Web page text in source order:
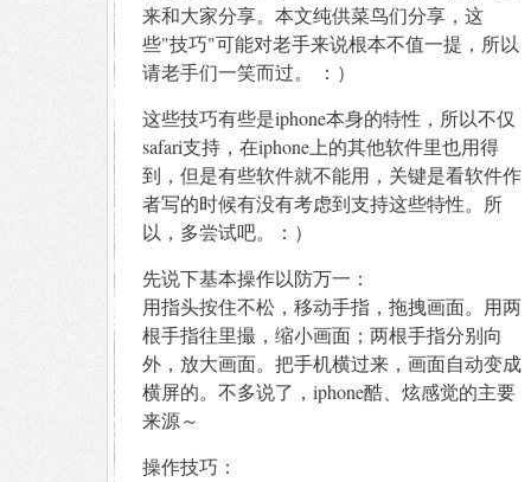
来和大家分享。本文纯供菜鸟们分享，这
些"技巧"可能对老手来说根本不值一提，所以
请老手们一笑而过。 ：）
这些技巧有些是iphone本身的特性，所以不仅
safari支持，在iphone上的其他软件里也用得
到，但是有些软件就不能用，关键是看软件作
者写的时候有没有考虑到支持这些特性。所
以，多尝试吧。：）
先说下基本操作以防万一：
用指头按住不松，移动手指，拖拽画面。用两
根手指往里撮，缩小画面；两根手指分别向
外，放大画面。把手机横过来，画面自动变成
横屏的。不多说了，iphone酷、炫感觉的主要
来源～
操作技巧：